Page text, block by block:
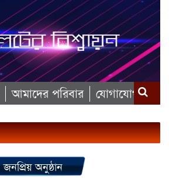
আমাদের পরিবার যোগাযোগ
জনপ্রিয় অনুষ্ঠান